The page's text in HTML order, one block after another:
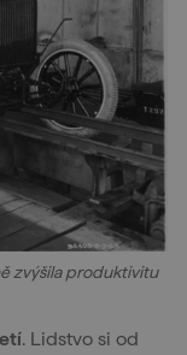
zvýšila produktivitu
. Lidstvo si od